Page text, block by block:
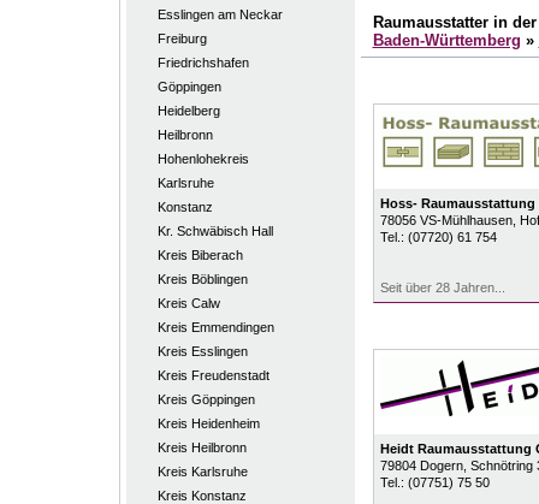
Esslingen am Neckar
Freiburg
Friedrichshafen
Göppingen
Heidelberg
Heilbronn
Hohenlohekreis
Karlsruhe
Konstanz
Kr. Schwäbisch Hall
Kreis Biberach
Kreis Böblingen
Kreis Calw
Kreis Emmendingen
Kreis Esslingen
Kreis Freudenstadt
Kreis Göppingen
Kreis Heidenheim
Kreis Heilbronn
Kreis Karlsruhe
Kreis Konstanz
Raumausstatter in
Baden-Württemberg »
Hoss- Raumausstattung
78056 VS-Mühlhausen,
Tel.: (07720) 61 754
Seit über 28 Jahren...
Heidt Raumausstattung
79804 Dogern, Schnötring
Tel.: (07751) 75 50